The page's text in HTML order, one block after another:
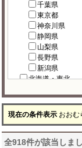
千葉県
東京都
神奈川県
静岡県
山梨県
長野県
新潟県
北海道・東北
宮城県
福島県
秋田県
青森県
現在の条件表示 おおむ
全918件が該当しま